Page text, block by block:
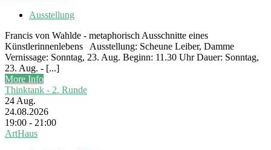
Ausstellung
Francis von Wahlde - metaphorisch Ausschnitte eines
Künstlerinnenlebens Ausstellung: Scheune Leiber, Damme
Vernissage: Sonntag, 23. Aug. Beginn: 11.30 Uhr Dauer: Sonntag,
23. Aug. - [...]
More Info
Thinktank - 2. Runde
24 Aug.
24.08.2026
19:00 - 21:00
ArtHaus